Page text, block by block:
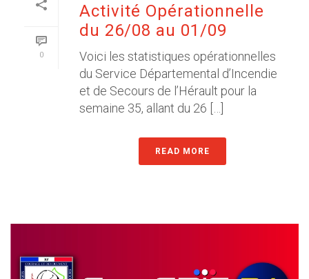
0
Activité Opérationnelle
du 26/08 au 01/09
Voici les statistiques opérationnelles
du Service Départemental d’Incendie
et de Secours de l’Hérault pour la
semaine 35, allant du 26 […]
READ MORE